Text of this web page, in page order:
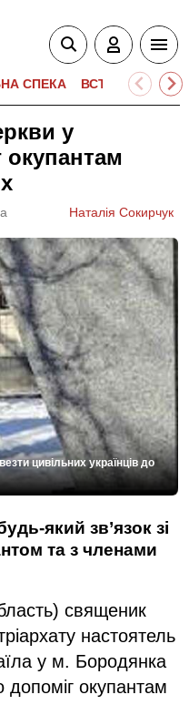
СПЕКА ВСТУПНА
у
окупантам
Наталія Сокирчук
цивільних українців до
який зв’язок зі
та з членами
священик
настоятель
у м. Бородянка
допоміг окупантам